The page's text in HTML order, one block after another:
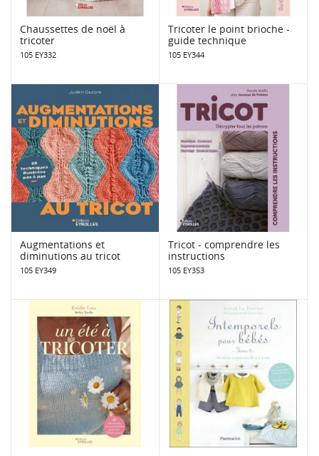
Chaussettes de noël à
tricoter
105 EY332
Tricoter le point brioche -
guide technique
105 EY344
Augmentations et
diminutions au tricot
105 EY349
Tricot - comprendre les
instructions
105 EY353